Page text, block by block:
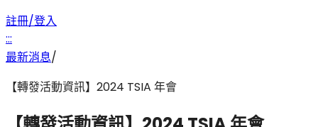
註冊/登入
:::
最新消息/
【轉發活動資訊】2024 TSIA 年會